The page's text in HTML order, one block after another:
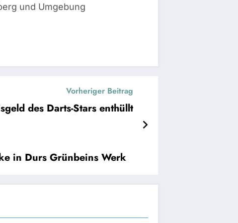
und Umgebung
Vorheriger Beitrag
des Darts-Stars enthüllt
in Durs Grünbeins Werk